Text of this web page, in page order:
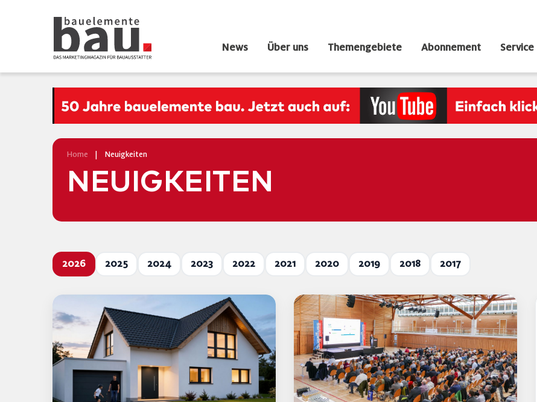
News Über uns Themengebiete Abonnement Service
Home Neuigkeiten
NEUIGKEITEN
2026 2025 2024 2023 2022 2021 2020 2019 2018 2017